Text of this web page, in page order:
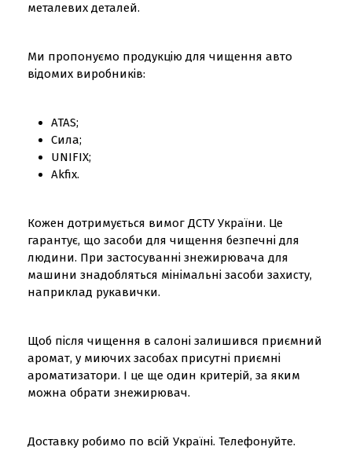
металевих деталей.
Ми пропонуємо продукцію для чищення авто
відомих виробників:
ATAS;
Сила;
UNIFIX;
Akfix.
Кожен дотримується вимог ДСТУ України. Це
гарантує, що засоби для чищення безпечні для
людини. При застосуванні знежирювача для
машини знадобляться мінімальні засоби захисту,
наприклад рукавички.
Щоб після чищення в салоні залишився приємний
аромат, у миючих засобах присутні приємні
ароматизатори. І це ще один критерій, за яким
можна обрати знежирювач.
Доставку робимо по всій Україні. Телефонуйте.